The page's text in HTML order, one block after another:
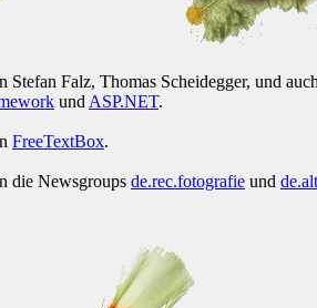
Stefan Falz, Thomas Scheidegger, und
und ASP.NET.
FreeTextBox.
die Newsgroups de.rec.fotografie und